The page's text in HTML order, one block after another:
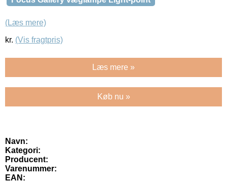
(Læs mere)
kr. (Vis fragtpris)
Læs mere »
Køb nu »
Navn:
Kategori:
Producent:
Varenummer:
EAN: